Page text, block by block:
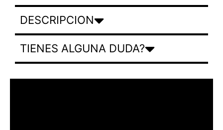
DESCRIPCION
TIENES ALGUNA DUDA?